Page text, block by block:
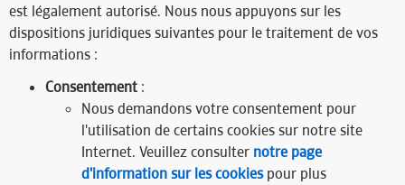
est légalement autorisé. Nous nous appuyons sur les
dispositions juridiques suivantes pour le traitement de vos
informations :
Consentement :
Nous demandons votre consentement pour
l'utilisation de certains cookies sur notre site
Internet. Veuillez consulter notre page
d'information sur les cookiespour plus